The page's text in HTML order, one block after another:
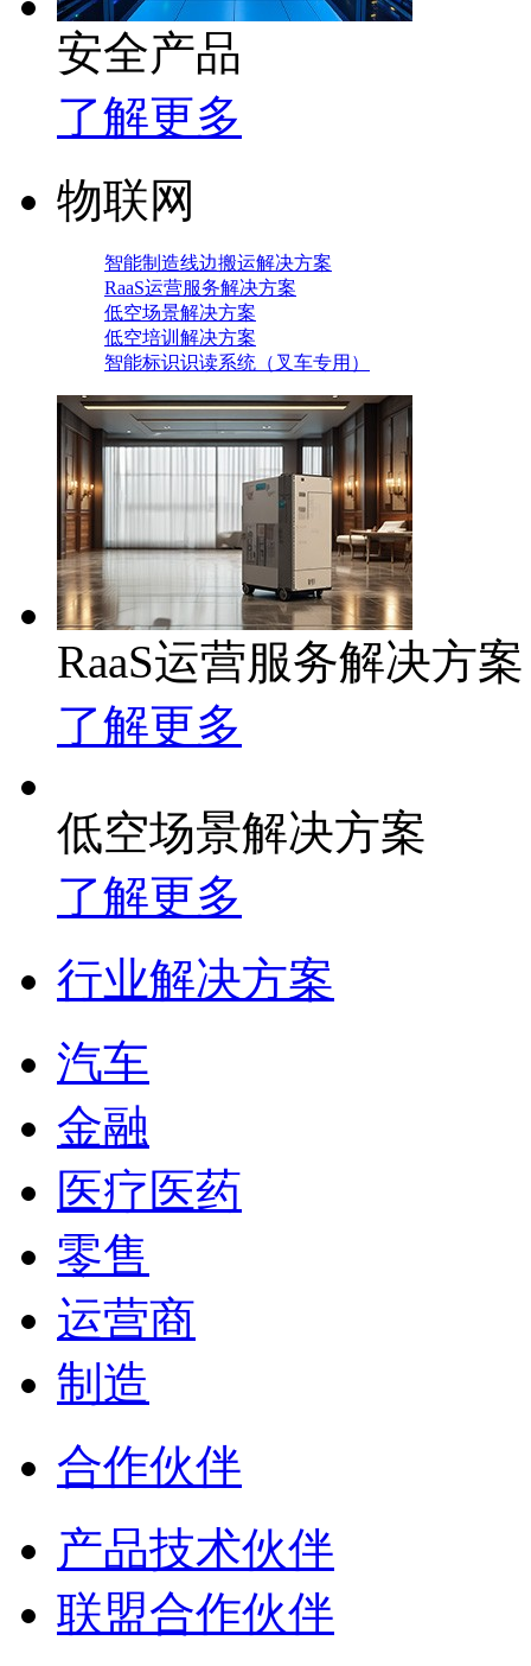
安全产品
了解更多
物联网
智能制造线边搬运解决方案
RaaS运营服务解决方案
低空场景解决方案
低空培训解决方案
智能标识识读系统（叉车专用）
RaaS运营服务解决方案
了解更多
低空场景解决方案
了解更多
行业解决方案
汽车
金融
医疗医药
零售
运营商
制造
合作伙伴
产品技术伙伴
联盟合作伙伴